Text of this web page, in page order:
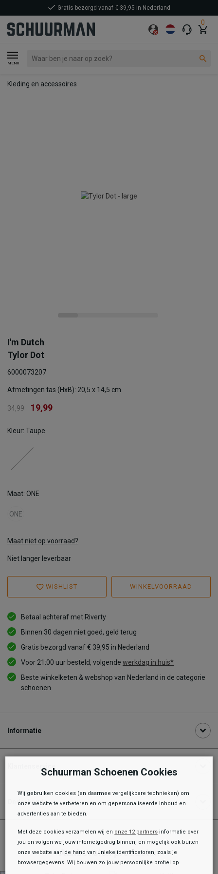
0
MENU
Gratis bezorgd vanaf € 39,95 in Nederland
Kleding en accessoires
I'm Dutch
Tylor Dot
6000073207
Afmetingen tas (HxB): 20,5 x 14,5 cm
34,99 19,99
Kleur: Taupe
Maat: ONE
ONE
Maat niet op voorraad?
Niet langer leverbaar
WISHLIST WINKELVOORRAAD
Betaal achteraf met Riverty
Binnen 30 dagen niet goed, geld terug
Gratis bezorgd vanaf € 39,95 in Nederland
Voor 21:00 uur besteld, volgende werkdag in huis*
Beste winkelketen & webshop van Nederland in de categorie
schoenen
Informatie
Onderhoud
Aanbevolen producten
Schuurman Schoenen Cookies
Wij gebruiken cookies (en daarmee vergelijkbare technieken) om
onze website te verbeteren en om gepersonaliseerde inhoud en
advertenties aan te bieden.
Met deze cookies verzamelen wij en onze 12 partners informatie over
jou en volgen we jouw internetgedrag binnen, en mogelijk ook buiten
onze website aan de hand van unieke identificatoren, zoals je
browsergegevens. Wij bouwen zo jouw persoonlijke profiel op.